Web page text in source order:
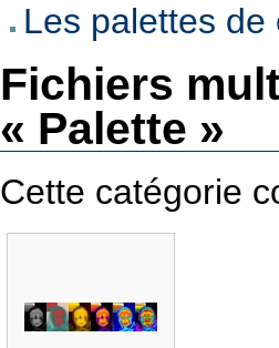
Les palettes
Fichiers
« Palette »
Cette catégorie